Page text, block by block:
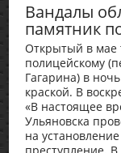
Вандалы
памятник
Открытый в мае
полицейскому
Гагарина) в
краской. В
«В настоящее
Ульяновска
на